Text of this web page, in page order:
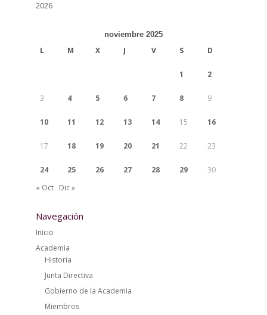
2026
noviembre 2025
L M X J V S D
1 2
3 4 5 6 7 8 9
10 11 12 13 14 15 16
17 18 19 20 21 22 23
24 25 26 27 28 29
30
« Oct
Dic »
Navegación
Inicio
Academia
Historia
Junta Directiva
Gobierno de la Academia
Miembros